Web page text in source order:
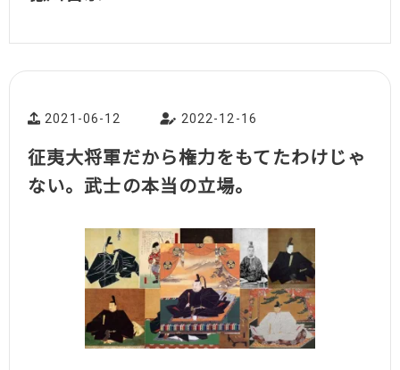
2021-06-12 2022-12-16
征夷大将軍だから権力をもてたわけじゃ
ない。武士の本当の立場。